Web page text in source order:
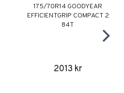
175/70R14 GOODYEAR
EFFICIENTGRIP COMPACT 2
84T
2013 kr